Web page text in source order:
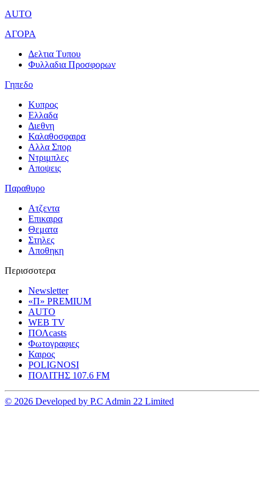
AUTO
ΑΓΟΡΑ
Δελτια Τυπου
Φυλλαδια Προσφορων
Γηπεδο
Κυπρος
Ελλαδα
Διεθνη
Καλαθοσφαιρα
Αλλα Σπορ
Ντριμπλες
Αποψεις
Παραθυρο
Ατζεντα
Επικαιρα
Θεματα
Στηλες
Αποθηκη
Περισσοτερα
Newsletter
«Π» PREMIUM
AUTO
WEB TV
ΠΟΛcasts
Φωτογραφιες
Καιρος
POLIGNOSI
ΠΟΛΙΤΗΣ 107.6 FM
© 2026 Developed by P.C Admin 22 Limited